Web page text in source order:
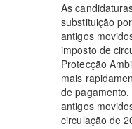
As
substituição
antigos
imposto de
Protecção
mais
de
antigos
circulação de